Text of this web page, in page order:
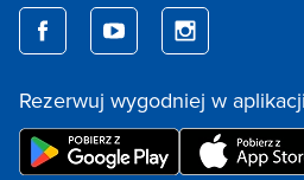
Rezerwuj wygodniej w aplikacji